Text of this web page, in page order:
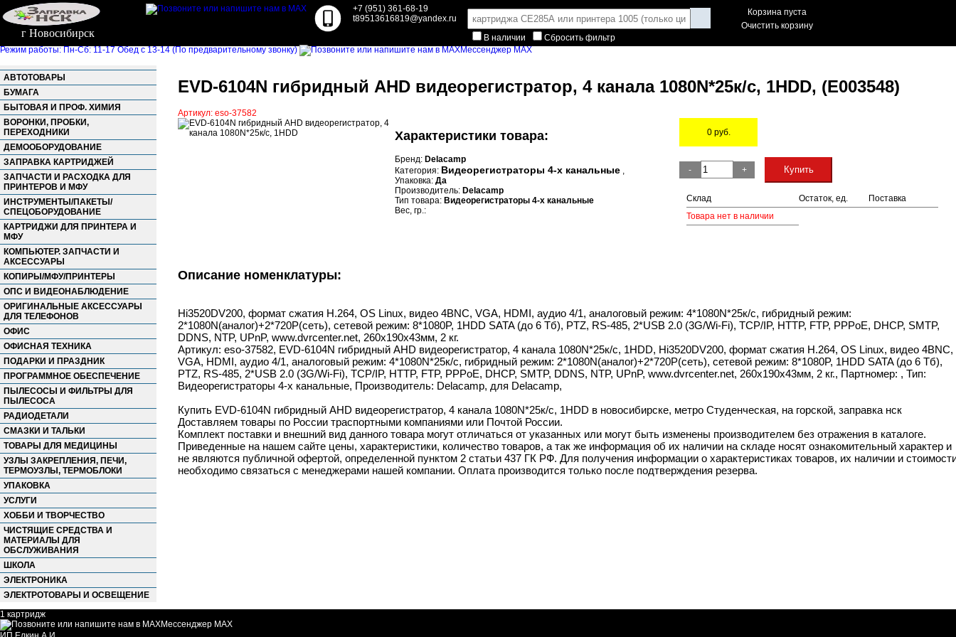
г Новосибирск
+7 (951) 361-68-19
t89513616819@yandex.ru
В наличии
Сбросить фильтр
Корзина пуста
Очистить корзину
Режим работы: Пн-Сб: 11-17 Обед с 13-14 (По предварительному звонку) Мессенджер MAX
АВТОТОВАРЫ
БУМАГА
БЫТОВАЯ И ПРОФ. ХИМИЯ
ВОРОНКИ, ПРОБКИ,
ПЕРЕХОДНИКИ
ДЕМООБОРУДОВАНИЕ
ЗАПРАВКА КАРТРИДЖЕЙ
ЗАПЧАСТИ И РАСХОДКА ДЛЯ
ПРИНТЕРОВ И МФУ
ИНСТРУМЕНТЫ/ПАКЕТЫ/
СПЕЦОБОРУДОВАНИЕ
КАРТРИДЖИ ДЛЯ ПРИНТЕРА И
МФУ
КОМПЬЮТЕР. ЗАПЧАСТИ И
АКСЕССУАРЫ
КОПИРЫ/МФУ/ПРИНТЕРЫ
ОПС И ВИДЕОНАБЛЮДЕНИЕ
ОРИГИНАЛЬНЫЕ АКСЕССУАРЫ
ДЛЯ ТЕЛЕФОНОВ
ОФИС
ОФИСНАЯ ТЕХНИКА
ПОДАРКИ И ПРАЗДНИК
ПРОГРАММНОЕ ОБЕСПЕЧЕНИЕ
ПЫЛЕСОСЫ И ФИЛЬТРЫ ДЛЯ
ПЫЛЕСОСА
РАДИОДЕТАЛИ
СМАЗКИ И ТАЛЬКИ
ТОВАРЫ ДЛЯ МЕДИЦИНЫ
УЗЛЫ ЗАКРЕПЛЕНИЯ, ПЕЧИ,
ТЕРМОУЗЛЫ, ТЕРМОБЛОКИ
УПАКОВКА
УСЛУГИ
ХОББИ И ТВОРЧЕСТВО
ЧИСТЯЩИЕ СРЕДСТВА И
МАТЕРИАЛЫ ДЛЯ
ОБСЛУЖИВАНИЯ
ШКОЛА
ЭЛЕКТРОНИКА
ЭЛЕКТРОТОВАРЫ И ОСВЕЩЕНИЕ
EVD-6104N гибридный AHD видеорегистратор, 4 канала 1080N*25к/с, 1HDD, (E003548)
Артикул: eso-37582
Характеристики товара:
Бренд: Delacamp
Категория: Видеорегистраторы 4-х канальные ,
Упаковка: Да
Производитель: Delacamp
Тип товара: Видеорегистраторы 4-х канальные
Вес, гр.:
0руб.
-
+ Купить
Склад Остаток, ед.
Поставка
Товара нет в наличии
Описание номенклатуры:
Hi3520DV200, формат сжатия Н.264, OS Linux, видео 4BNC, VGA, HDMI, аудио 4/1, аналоговый режим: 4*1080N*25к/с, гибридный режим:
2*1080N(аналог)+2*720P(сеть), сетевой режим: 8*1080P, 1HDD SATA (до 6 Тб), PTZ, RS-485, 2*USB 2.0 (3G/Wi-Fi), TCP/IP, HTTP, FTP, PPPoE, DHCP, SMTP,
DDNS, NTP, UPnP, www.dvrcenter.net, 260x190x43мм, 2 кг.
Артикул: eso-37582, EVD-6104N гибридный AHD видеорегистратор, 4 канала 1080N*25к/с, 1HDD, Hi3520DV200, формат сжатия Н.264, OS Linux, видео 4BNC,
VGA, HDMI, аудио 4/1, аналоговый режим: 4*1080N*25к/с, гибридный режим: 2*1080N(аналог)+2*720P(сеть), сетевой режим: 8*1080P, 1HDD SATA (до 6 Тб),
PTZ, RS-485, 2*USB 2.0 (3G/Wi-Fi), TCP/IP, HTTP, FTP, PPPoE, DHCP, SMTP, DDNS, NTP, UPnP, www.dvrcenter.net, 260x190x43мм, 2 кг., Партномер: , Тип:
Видеорегистраторы 4-х канальные, Производитель: Delacamp, для Delacamp,
Купить EVD-6104N гибридный AHD видеорегистратор, 4 канала 1080N*25к/с, 1HDD в новосибирске, метро Студенческая, на горской, заправка нск
Доставляем товары по России траспортными компаниями или Почтой России.
Комплект поставки и внешний вид данного товара могут отличаться от указанных или могут быть изменены производителем без отражения в каталоге.
Приведенные на нашем сайте цены, характеристики, количество товаров, а так же информация об их наличии на складе носят ознакомительный характер и
не являются публичной офертой, определенной пунктом 2 статьи 437 ГК РФ. Для получения информации о характеристиках товаров, их наличии и
необходимо связаться с менеджерами нашей компании. Оплата производится только после подтверждения резерва.
1 картридж
Мессенджер MAX